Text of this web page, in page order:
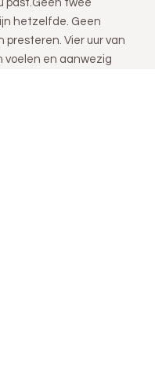
past.​Geen twee
hetzelfde. Geen
presteren. Vier uur van
voelen en aanwezig